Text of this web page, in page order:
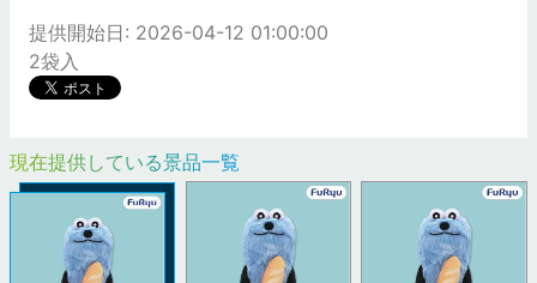
提供開始日: 2026-04-12 01:00:00
2袋入
現在提供している景品一覧